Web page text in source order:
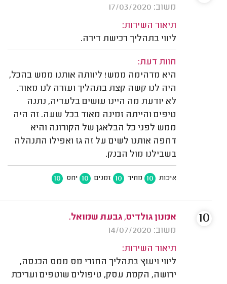
משוב: 17/03/2020
תיאור השירות:
ליווי בתהליך רכישת דירה.
חוות דעת:
היא מדהימה ממש! ליוותה אותנו ממש בהכל,
היה לנו קשה קצת בתהליך ועזרה לנו מאוד.
לא יודעת מה היינו עושים בלעדיה, נתנה
טיפים והייתה זמינה מאוד בכל שעה. זה היה
ממש לפני כל הבלאגן של הקורונה והיא
דחפה אותנו לשים על זה גז ואפילו התנהלה
בשבילנו מול הבנק.
איכות 10 מחיר 10 זמנים 10 יחס 10
אמנון גולדיס, גבעת שמואל.
משוב: 14/07/2020
תיאור השירות:
ליווי ויעוץ בתהליך החזרי מס ממס הכנסה,
ירושה, הקמת עסק, טיפולים שוטפים ועריכת
10